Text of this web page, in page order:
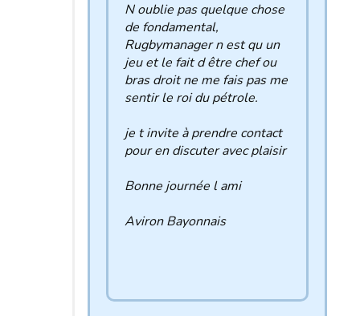
N oublie pas quelque chose
de fondamental,
Rugbymanager n est qu un
jeu et le fait d être chef ou
bras droit ne me fais pas me
sentir le roi du pétrole.
je t invite à prendre contact
pour en discuter avec plaisir
Bonne journée l ami
Aviron Bayonnais